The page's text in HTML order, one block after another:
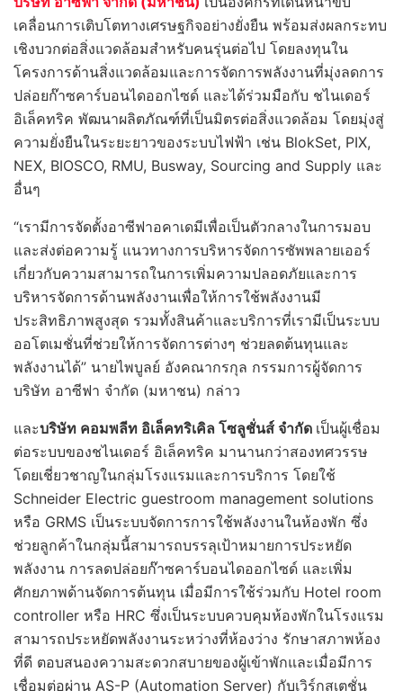
เคลื่อนการเติบโตทางเศรษฐกิจอย่างยั่งยืน พร้อมส่งผลกระทบ
เชิงบวกต่อสิ่งแวดล้อมสําหรับคนรุ่นต่อไป โดยลงทุนใน
โครงการด้านสิ่งแวดล้อมและการจัดการพลังงานที่มุ่งลดการ
ปล่อยก๊าซคาร์บอนไดออกไซด์ และได้ร่วมมือกับ ชไนเดอร์
อิเล็คทริค พัฒนาผลิตภัณฑ์ที่เป็นมิตรต่อสิ่งแวดล้อม โดยมุ่งสู่
ความยั่งยืนในระยะยาวของระบบไฟฟ้า เช่น BlokSet, PIX,
NEX, BIOSCO, RMU, Busway, Sourcing and Supply และ
อื่นๆ
“เรามีการจัดตั้งอาซีฟาอคาเดมีเพื่อเป็นตัวกลางในการมอบ
และส่งต่อความรู้ แนวทางการบริหารจัดการซัพพลายเออร์
เกี่ยวกับความสามารถในการเพิ่มความปลอดภัยและการ
บริหารจัดการด้านพลังงานเพื่อให้การใช้พลังงานมี
ประสิทธิภาพสูงสุด รวมทั้งสินค้าและบริการที่เรามีเป็นระบบ
ออโตเมชั่นที่ช่วยให้การจัดการต่างๆ ช่วยลดต้นทุนและ
พลังงานได้” นายไพบูลย์ อังคณากรกุล กรรมการผู้จัดการ
บริษัท อาซีฟา จำกัด (มหาชน) กล่าว
และบริษัท คอมพลีท อิเล็คทริเคิล โซลูชั่นส์ จำกัด เป็นผู้เชื่อม
ต่อระบบของชไนเดอร์ อิเล็คทริค มานานกว่าสองทศวรรษ
โดยเชี่ยวชาญในกลุ่มโรงแรมและการบริการ โดยใช้
Schneider Electric guestroom management solutions
หรือ GRMS เป็นระบบจัดการการใช้พลังงานในห้องพัก ซึ่ง
ช่วยลูกค้าในกลุ่มนี้สามารถบรรลุเป้าหมายการประหยัด
พลังงาน การลดปล่อยก๊าซคาร์บอนไดออกไซด์ และเพิ่ม
ศักยภาพด้านจัดการต้นทุน เมื่อมีการใช้ร่วมกับ Hotel room
controller หรือ HRC ซึ่งเป็นระบบควบคุมห้องพักในโรงแรม
สามารถประหยัดพลังงานระหว่างที่ห้องว่าง รักษาสภาพห้อง
ที่ดี ตอบสนองความสะดวกสบายของผู้เข้าพักและเมื่อมีการ
เชื่อมต่อผ่าน AS-P (Automation Server) กับเวิร์กสเตชั่น